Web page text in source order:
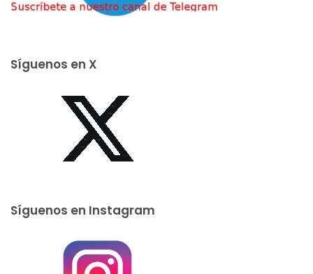
Síguenos en X
Síguenos en Instagram